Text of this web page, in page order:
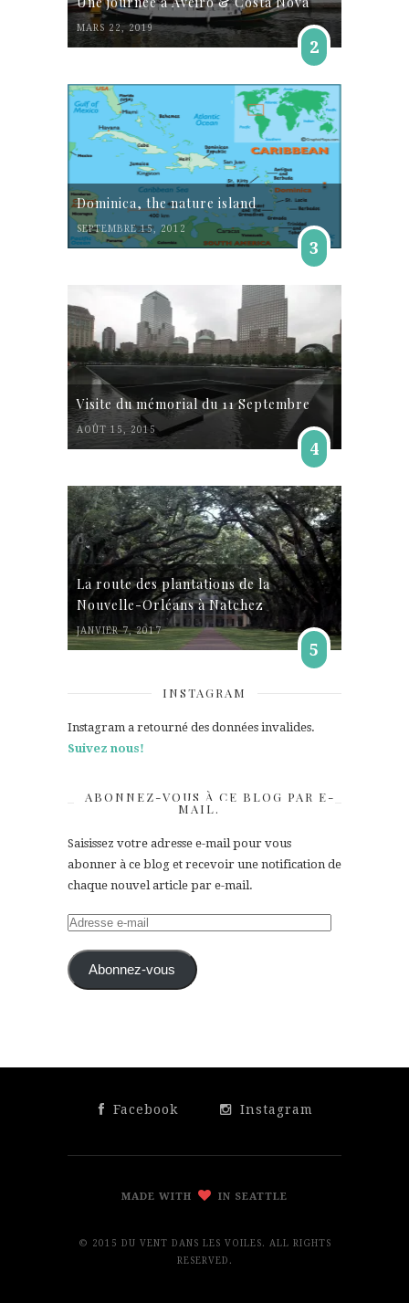
MARS 22, 2019
2
Dominica, the nature island
SEPTEMBRE 15, 2012
3
Visite du mémorial du 11 Septembre
AOÛT 15, 2015
4
La route des plantations de la
Nouvelle-Orléans à Natchez
JANVIER 7, 2017
5
INSTAGRAM
Instagram a retourné des données invalides.
Suivez nous!
ABONNEZ-VOUS À CE BLOG PAR E-
MAIL.
Saisissez votre adresse e-mail pour vous
abonner à ce blog et recevoir une notification de
chaque nouvel article par e-mail.
Adresse
mail Abonnez-vous
Facebook Instagram
MADE WITH IN SEATTLE
© 2015 DU VENT DANS LES VOILES. ALL RIGHTS
RESERVED.